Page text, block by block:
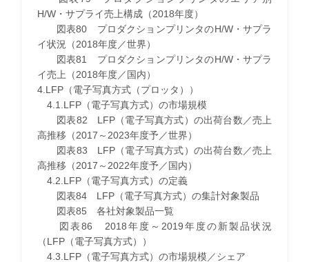
H/W・サプライ売上構成（2018年度）
図表80 プロダクションプリンタのH/W・サプラ
イ状況（2018年度／世界）
図表81 プロダクションプリンタのH/W・サプラ
イ売上（2018年度／国内）
4.LFP（電子写真方式（プロッタ））
4.1.LFP（電子写真方式）の市場規模
図表82 LFP（電子写真方式）の出荷台数／売上
高推移（2017～2023年度予／世界）
図表83 LFP（電子写真方式）の出荷台数／売上
高推移（2017～2022年度予／国内）
4.2.LFP（電子写真方式）の定義
図表84 LFP（電子写真方式）の集計対象製品
図表85 各社対象製品一覧
図表86 2018年度～2019年度の新製品状況
（LFP（電子写真方式））
4.3.LFP（電子写真方式）の市場規模／シェア